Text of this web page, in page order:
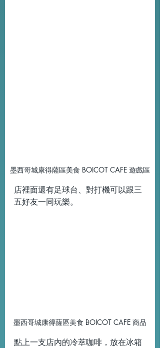
墨西哥城康得薩區美食 BOICOT CAFE 遊戲區
店裡面還有足球台、對打機可以跟三
五好友一同玩樂。
墨西哥城康得薩區美食 BOICOT CAFE 商品
點上一支店內的冷萃咖啡，放在冰箱